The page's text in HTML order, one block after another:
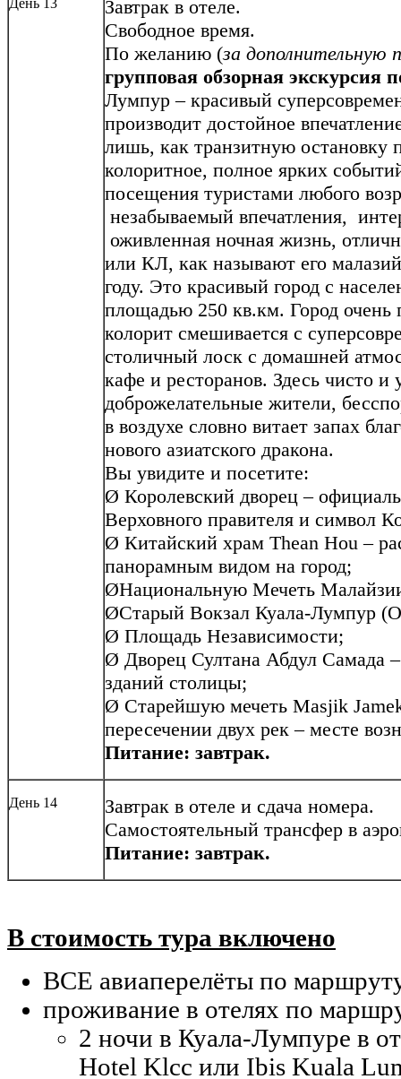
Завтрак в отеле.
Свободное время.
По желанию (за дополнительную
групповая обзорная экскурсия
Лумпур – красивый
производит достойное
лишь, как транзитную остановку
колоритное, полное ярких
посещения туристами любого
незабываемый впечатления,
оживленная ночная жизнь,
или КЛ, как называют его
году. Это красивый город с
площадью 250 кв.км. Город очень
колорит смешивается с
столичный лоск с домашней
кафе и ресторанов. Здесь чисто
доброжелательные жители,
в воздухе словно витает запах
нового азиатского дракона.
Вы увидите и посетите:
Ø Королевский дворец –
Верховного правителя и символ
Ø Китайский храм Thean Hou –
панорамным видом на город;
ØНациональную Мечеть
ØСтарый Вокзал Куала-Лумпур
Ø Площадь Независимости;
Ø Дворец Султана Абдул Самада
зданий столицы;
Ø Старейшую мечеть Masjik
пересечении двух рек – месте
Питание: завтрак.
День 14
Завтрак в отеле и сдача номера.
Самостоятельный трансфер в
Питание: завтрак.
В стоимость тура включено
ВСЕ авиаперелёты по
проживание в отелях по
2 ночи в Куала-Лумпуре в
Hotel Klcc или Ibis Kuala